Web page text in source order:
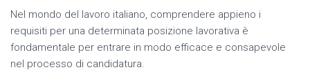
Nel mondo del lavoro italiano, comprendere appieno i
requisiti per una determinata posizione lavorativa è
fondamentale per entrare in modo efficace e consapevole
nel processo di candidatura.